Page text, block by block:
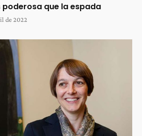
poderosa que la espada
de 2022